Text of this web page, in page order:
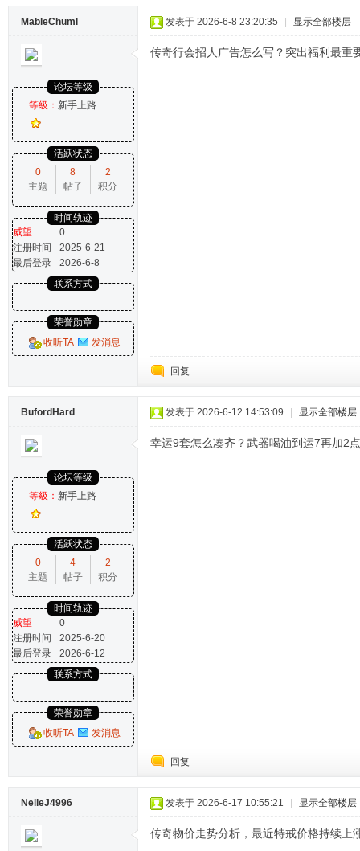
MableChuml
论坛等级
等級： 新手上路
活跃状态
0
主题
8
帖子
2
积分
时间轨迹
威望
0
注册时间
2025-6-21
最后登录
2026-6-8
联系方式
荣誉勋章
收听TA
发消息
发表于 2026-6-8 23:20:35 显示全部楼层
传奇行会招人广告怎么写？突出福利最重
回复
BufordHard
论坛等级
等級： 新手上路
活跃状态
0
主题
4
帖子
2
积分
时间轨迹
威望
0
注册时间
2025-6-20
最后登录
2026-6-12
联系方式
荣誉勋章
收听TA
发消息
发表于 2026-6-12 14:53:09 显示全部楼层
幸运9套怎么凑齐？武器喝油到运7再加2
回复
NelleJ4996 发表于 2026-6-17 10:55:21 显示全部楼层
传奇物价走势分析，最近特戒价格持续上